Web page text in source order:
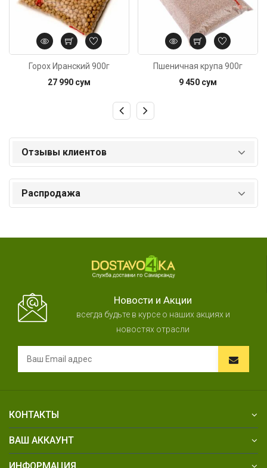
Горох Иранский 900г
27 990 сум
Пшеничная крупа 900г
9 450 сум
Отзывы клиентов
Распродажа
Новости и Акции
всегда будьте в курсе о наших акциях и
новостях отрасли
КОНТАКТЫ
ВАШ АККАУНТ
ИНФОРМАЦИЯ